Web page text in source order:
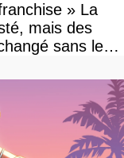
» La
mais des
sans le